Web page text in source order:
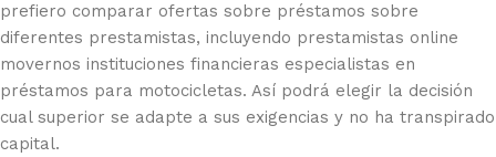
prefiero comparar ofertas sobre préstamos sobre
diferentes prestamistas, incluyendo prestamistas online
movernos instituciones financieras especialistas en
préstamos para motocicletas. Así podrá elegir la decisión
cual superior se adapte a sus exigencias y no ha transpirado
capital.